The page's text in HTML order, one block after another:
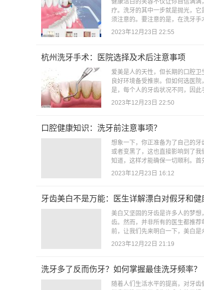
健康洁白的笑容不仅让你自信满
疗。洗牙的其中一步就是抛光，
须注意的。要注意的是，在洗牙
2023年12月23日 22:55
杭州洗牙手术：医院选择及术后注意事项
爱美是人的天性，但长期的口腔
良好环境备受推崇。但如何选医
是，每个人的牙齿状况不同，因
2023年12月23日 22:50
口腔健康知识：洗牙前注意事项？
想象一下，你正准备为了自己的
或者变黑了，这也直接影响到了
知道，这样才能确保一切顺利。
2023年12月23日 16:12
牙齿美白不是万能：医生详解漂白对假牙和健
美白又坚固的牙齿是许多人的梦
齿。然而，并非所有的医生都推
前，让我们先来明白一下，美白
2023年12月22日 21:19
洗牙多了反而伤牙？如何掌握最佳洗牙频率？
随着人们生活水平的提高，对牙